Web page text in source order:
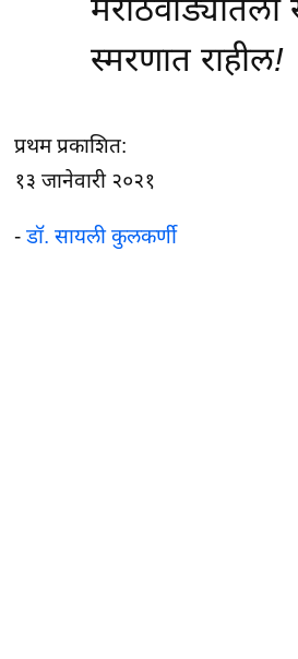
स्मरणात राहील!
प्रथम प्रकाशित:
१३ जानेवारी २०२१
-डॉ. सायली कुलकर्णी